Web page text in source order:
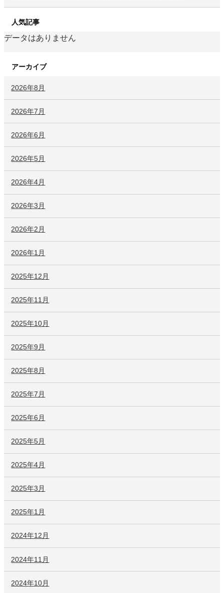
人気記事
データはありません
アーカイブ
2026年8月
2026年7月
2026年6月
2026年5月
2026年4月
2026年3月
2026年2月
2026年1月
2025年12月
2025年11月
2025年10月
2025年9月
2025年8月
2025年7月
2025年6月
2025年5月
2025年4月
2025年3月
2025年1月
2024年12月
2024年11月
2024年10月